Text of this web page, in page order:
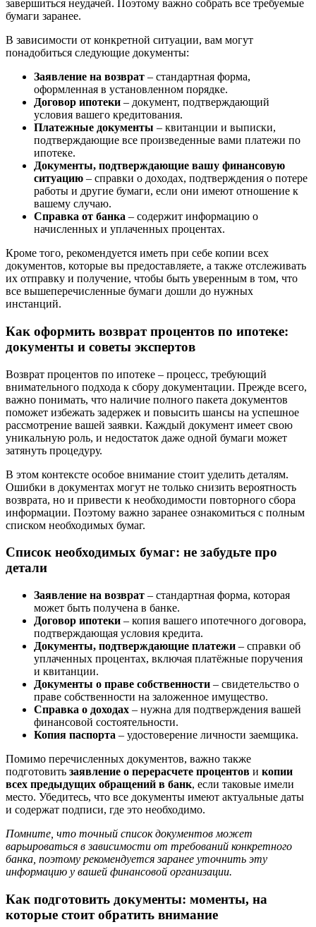
завершиться неудачей. Поэтому важно собрать все требуемые
бумаги заранее.
В зависимости от конкретной ситуации, вам могут
понадобиться следующие документы:
Заявление на возврат – стандартная форма,
оформленная в установленном порядке.
Договор ипотеки – документ, подтверждающий
условия вашего кредитования.
Платежные документы – квитанции и выписки,
подтверждающие все произведенные вами платежи по
ипотеке.
Документы, подтверждающие вашу финансовую
ситуацию – справки о доходах, подтверждения о потере
работы и другие бумаги, если они имеют отношение к
вашему случаю.
Справка от банка – содержит информацию о
начисленных и уплаченных процентах.
Кроме того, рекомендуется иметь при себе копии всех
документов, которые вы предоставляете, а также отслеживать
их отправку и получение, чтобы быть уверенным в том, что
все вышеперечисленные бумаги дошли до нужных
инстанций.
Как оформить возврат процентов по ипотеке:
документы и советы экспертов
Возврат процентов по ипотеке – процесс, требующий
внимательного подхода к сбору документации. Прежде всего,
важно понимать, что наличие полного пакета документов
поможет избежать задержек и повысить шансы на успешное
рассмотрение вашей заявки. Каждый документ имеет свою
уникальную роль, и недостаток даже одной бумаги может
затянуть процедуру.
В этом контексте особое внимание стоит уделить деталям.
Ошибки в документах могут не только снизить вероятность
возврата, но и привести к необходимости повторного сбора
информации. Поэтому важно заранее ознакомиться с полным
списком необходимых бумаг.
Список необходимых бумаг: не забудьте про
детали
Заявление на возврат – стандартная форма, которая
может быть получена в банке.
Договор ипотеки – копия вашего ипотечного договора,
подтверждающая условия кредита.
Документы, подтверждающие платежи – справки об
уплаченных процентах, включая платёжные поручения
и квитанции.
Документы о праве собственности – свидетельство о
праве собственности на заложенное имущество.
Справка о доходах – нужна для подтверждения вашей
финансовой состоятельности.
Копия паспорта – удостоверение личности заемщика.
Помимо перечисленных документов, важно также
подготовить заявление о перерасчете процентов и копии
всех предыдущих обращений в банк, если таковые имели
место. Убедитесь, что все документы имеют актуальные даты
и содержат подписи, где это необходимо.
Помните, что точный список документов может
варьироваться в зависимости от требований конкретного
банка, поэтому рекомендуется заранее уточнить эту
информацию у вашей финансовой организации.
Как подготовить документы: моменты, на
которые стоит обратить внимание